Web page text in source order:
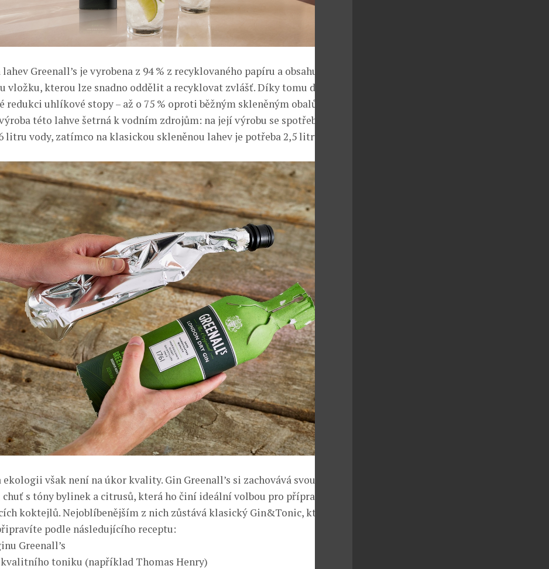
Greenall’s je vyrobena z 94 % z recyklovaného papíru a obsahuje
vložku, kterou lze snadno oddělit a recyklovat zvlášť. Díky tomu dochází
redukci uhlíkové stopy – až o 75 % oproti běžným skleněným obalům.
této lahve šetrná k vodním zdrojům: na její výrobu se spotřebuje
litru vody, zatímco na klasickou skleněnou lahev je potřeba 2,5 litru.
ekologii však není na úkor kvality. Gin Greenall’s si zachovává svou
s tóny bylinek a citrusů, která ho činí ideální volbou pro přípravu
koktejlů. Nejoblíbenějším z nich zůstává klasický Gin&Tonic, který
podle následujícího receptu:
Greenall’s
kvalitního toniku (například Thomas Henry)